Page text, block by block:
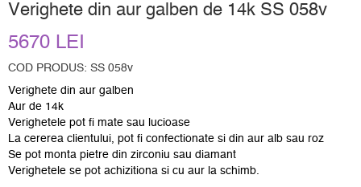
Verighete din aur galben de 14k SS 058v
5670 LEI
COD PRODUS: SS 058v
Verighete din aur galben
Aur de 14k
Verighetele pot fi mate sau lucioase
La cererea clientului, pot fi confectionate si din aur alb sau roz
Se pot monta pietre din zirconiu sau diamant
Verighetele se pot achizitiona si cu aur la schimb.